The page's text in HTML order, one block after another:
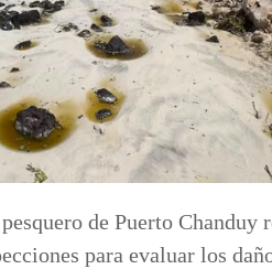
de Puerto Chanduy
para evaluar los